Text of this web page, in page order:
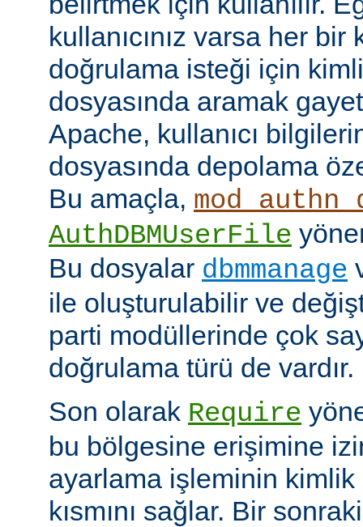
kullanıcınız varsa her bir
doğrulama isteği için
dosyasında aramak
Apache, kullanıcı
dosyasında depolama
Bu amaçla,
AuthDBMUserFile
Bu dosyalar dbmmanage
ile oluşturulabilir ve
parti modüllerinde çok
doğrulama türü de vardır.
Son olarak Require
bu bölgesine erişimine
ayarlama işleminin kimlik
kısmını sağlar. Bir